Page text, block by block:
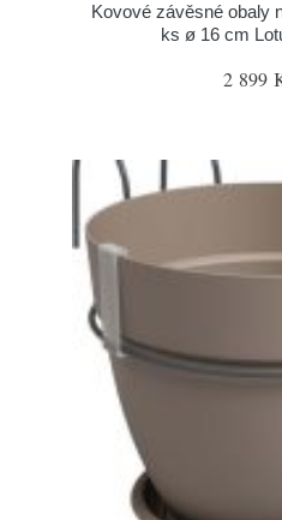
Kovové závěsné obaly
ks ø 16 cm
2 899